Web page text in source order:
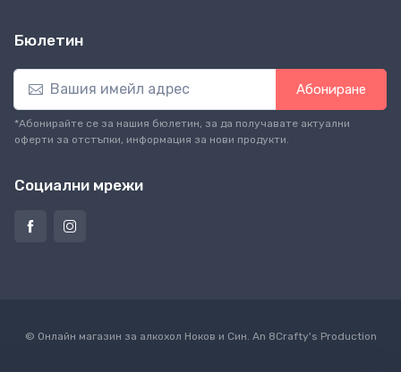
Бюлетин
Абониране
*Абонирайте се за нашия бюлетин, за да получавате актуални
оферти за отстъпки, информация за нови продукти.
Социални мрежи
© Онлайн магазин за алкохол Ноков и Син. An 8Crafty's Production